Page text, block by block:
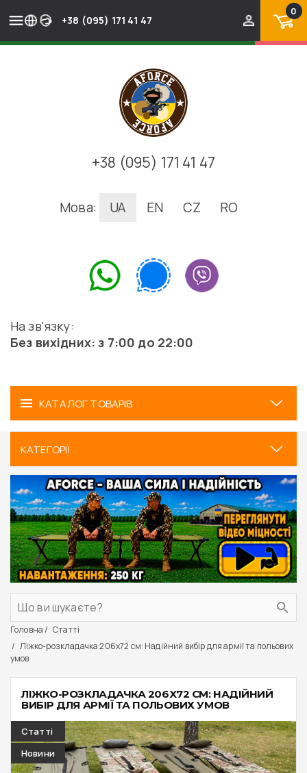
+38 (095) 171 41 47
0
+38 (095) 171 41 47
Мова: UA EN CZ RO
На зв'язку:
Без вихідних: з 7:00 до 22:00
КАТАЛОГ ТОВАРІВ
КАТЕГОРІЇ
Головна
Статті
Ліжко-розкладачка 206x72 см: Надійний вибір для армії та польових
умов
ЛІЖКО-РОЗКЛАДАЧКА 206X72 СМ: НАДІЙНИЙ
ВИБІР ДЛЯ АРМІЇ ТА ПОЛЬОВИХ УМОВ
Статті
Новини